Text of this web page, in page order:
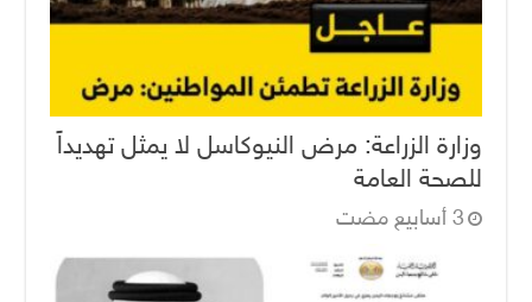
وزارة الزراعة: مرض النيوكاسل لا يمثل تهديداً
للصحة العامة